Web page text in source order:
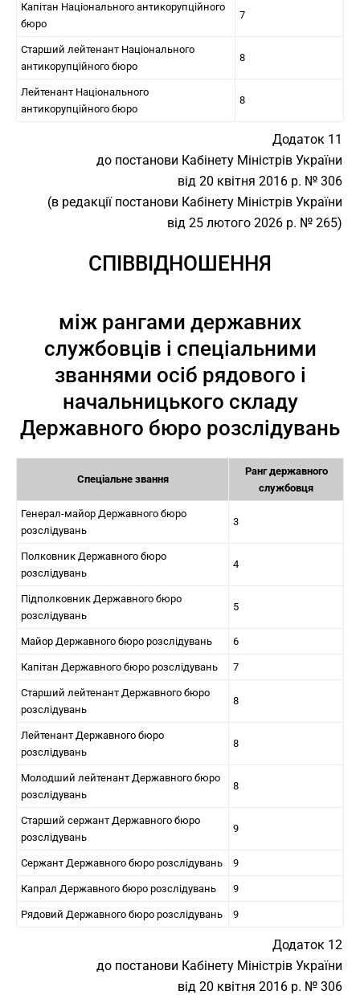
Капітан Національного антикорупційного
бюро
7
Старший лейтенант Національного
антикорупційного бюро
8
Лейтенант Національного
антикорупційного бюро
8
Додаток 11
до постанови Кабінету Міністрів України
від 20 квітня 2016 р. № 306
(в редакції постанови Кабінету Міністрів України
від 25 лютого 2026 р. № 265)
СПІВВІДНОШЕННЯ
між рангами державних
службовців і спеціальними
званнями осіб рядового і
начальницького складу
Державного бюро розслідувань
Спеціальне звання
Ранг державного
службовця
Генерал-майор Державного бюро
розслідувань
3
Полковник Державного бюро
розслідувань
4
Підполковник Державного бюро
розслідувань
5
Майор Державного бюро розслідувань 6
Капітан Державного бюро розслідувань 7
Старший лейтенант Державного бюро
розслідувань
8
Лейтенант Державного бюро
розслідувань
8
Молодший лейтенант Державного бюро
розслідувань
8
Старший сержант Державного бюро
розслідувань
9
Сержант Державного бюро розслідувань 9
Капрал Державного бюро розслідувань 9
Рядовий Державного бюро розслідувань 9
Додаток 12
до постанови Кабінету Міністрів України
від 20 квітня 2016 р. № 306